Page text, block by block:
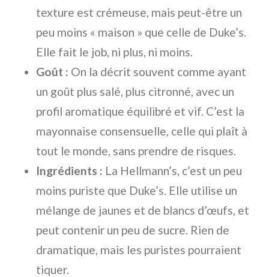
texture est crémeuse, mais peut-être un
peu moins « maison » que celle de Duke’s.
Elle fait le job, ni plus, ni moins.
Goût : On la décrit souvent comme ayant
un goût plus salé, plus citronné, avec un
profil aromatique équilibré et vif. C’est la
mayonnaise consensuelle, celle qui plaît à
tout le monde, sans prendre de risques.
Ingrédients : La Hellmann’s, c’est un peu
moins puriste que Duke’s. Elle utilise un
mélange de jaunes et de blancs d’œufs, et
peut contenir un peu de sucre. Rien de
dramatique, mais les puristes pourraient
tiquer.